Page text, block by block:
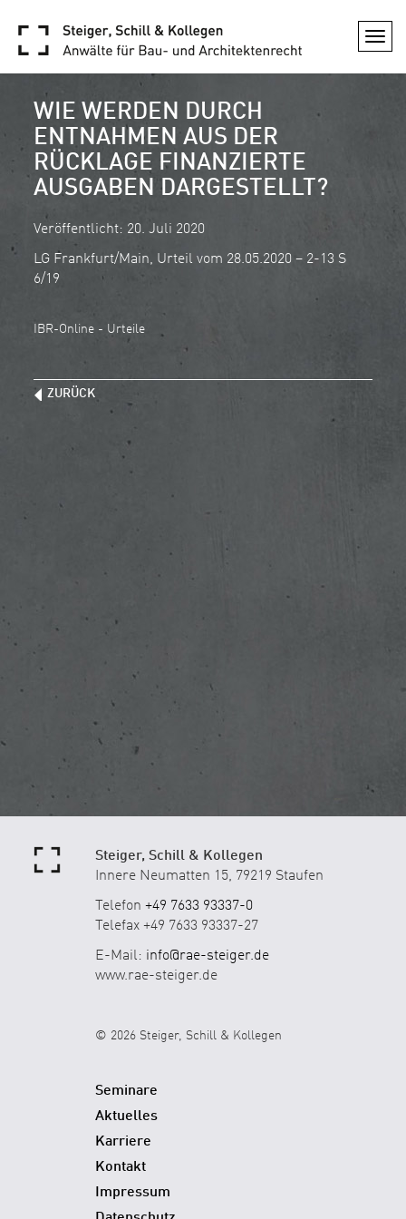
WIE WERDEN DURCH
ENTNAHMEN AUS DER
RÜCKLAGE FINANZIERTE
AUSGABEN DARGESTELLT?
Veröffentlicht: 20. Juli 2020
LG Frankfurt/Main, Urteil vom 28.05.2020 – 2-13 S
6/19
IBR-Online - Urteile
ZURÜCK
Steiger, Schill & Kollegen
Innere Neumatten 15, 79219 Staufen
Telefon +49 7633 93337-0
Telefax +49 7633 93337-27
E-Mail: info@rae-steiger.de
www.rae-steiger.de
© 2026 Steiger, Schill & Kollegen
Seminare
Aktuelles
Karriere
Kontakt
Impressum